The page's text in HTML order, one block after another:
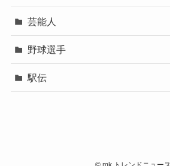
芸能人
野球選手
駅伝